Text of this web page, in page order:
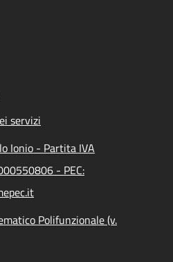
servizi
Ionio - Partita IVA
- PEC:
Polifunzionale (v.